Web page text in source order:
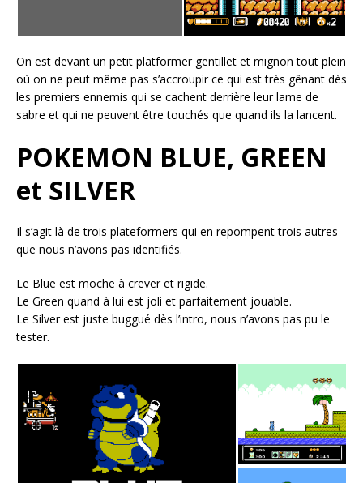
On est devant un petit platformer gentillet et mignon tout plein
où on ne peut même pas s’accroupir ce qui est très gênant dès
les premiers ennemis qui se cachent derrière leur lame de
sabre et qui ne peuvent être touchés que quand ils la lancent.
POKEMON BLUE, GREEN
et SILVER
Il s’agit là de trois plateformers qui en repompent trois autres
que nous n’avons pas identifiés.
Le Blue est moche à crever et rigide.
Le Green quand à lui est joli et parfaitement jouable.
Le Silver est juste buggué dès l’intro, nous n’avons pas pu le
tester.